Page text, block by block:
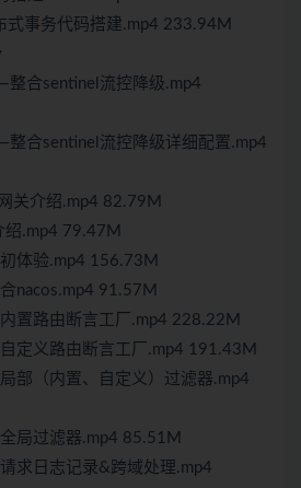
式事务代码搭建.mp4 233.94M
整合sentinel流控降级.mp4
整合sentinel流控降级详细配置.mp4
关介绍.mp4 82.79M
绍.mp4 79.47M
体验.mp4 156.73M
nacos.mp4 91.57M
置路由断言工厂.mp4 228.22M
定义路由断言工厂.mp4 191.43M
部（内置、自定义）过滤器.mp4
局过滤器.mp4 85.51M
求日志记录&跨域处理.mp4